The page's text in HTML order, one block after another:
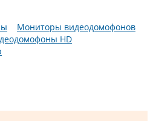
Мониторы видеодомофонов
HD